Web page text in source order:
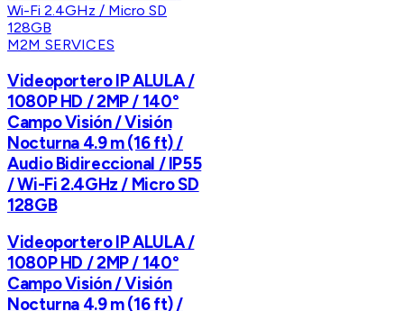
M2M SERVICES
Videoportero IP ALULA /
1080P HD / 2MP / 140°
Campo Visión / Visión
Nocturna 4.9 m (16 ft) /
Audio Bidireccional / IP55
/ Wi-Fi 2.4GHz / Micro SD
128GB
Videoportero IP ALULA /
1080P HD / 2MP / 140°
Campo Visión / Visión
Nocturna 4.9 m (16 ft) /